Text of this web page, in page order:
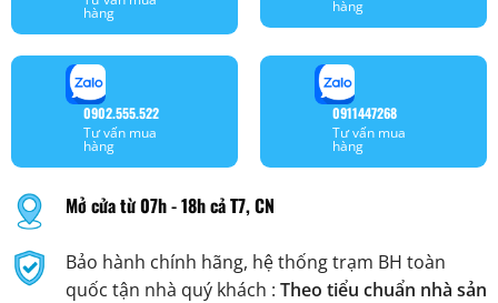
hàng hàng
0902.555.522
Tư vấn mua
hàng
0911447268
Tư vấn mua
hàng
Mở cửa từ 07h - 18h cả T7, CN
Bảo hành chính hãng, hệ thống trạm BH toàn
quốc tận nhà quý khách : Theo tiểu chuẩn nhà sản